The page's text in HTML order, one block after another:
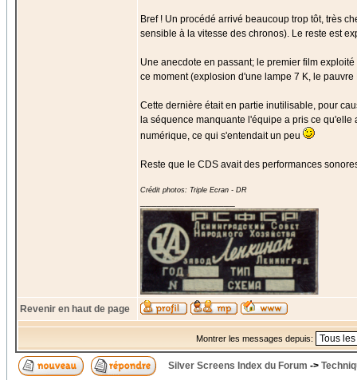
Bref ! Un procédé arrivé beaucoup trop tôt, très
sensible à la vitesse des chronos). Le reste est
Une anecdote en passant; le premier film
ce moment (explosion d'une lampe 7 K, le
Cette dernière était en partie inutilisable, pour
la séquence manquante l'équipe a pris ce
numérique, ce qui s'entendait un peu
Reste que le CDS avait des performances
Crédit photos: Triple Ecran - DR
Revenir en haut de page
Montrer les messages depuis:
Silver Screens Index du Forum ->